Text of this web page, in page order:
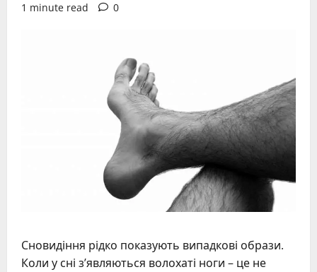
1 minute read
0
Сновидіння рідко показують випадкові образи.
Коли у сні з’являються волохаті ноги – це не